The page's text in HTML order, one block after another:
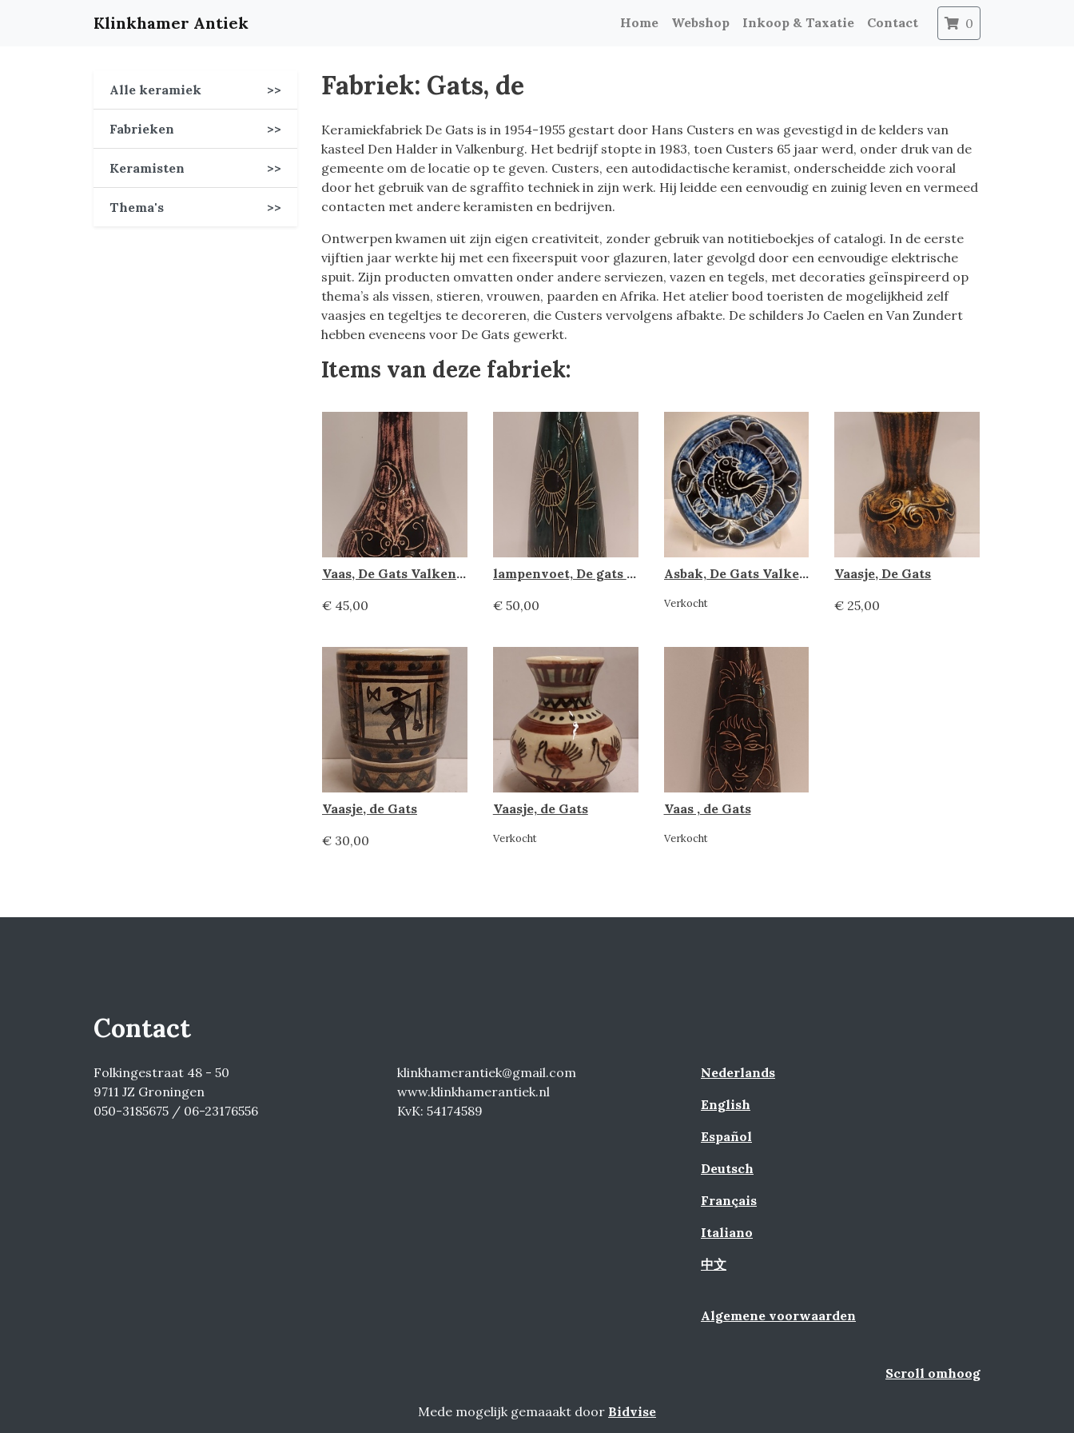
Klinkhamer Antiek Home Webshop Inkoop & Taxatie Contact 0
Alle keramiek >>
Fabrieken >>
Keramisten >>
Thema's >>
Fabriek: Gats, de
Keramiekfabriek De Gats is in 1954-1955 gestart door Hans Custers en was gevestigd in de kelders van
kasteel Den Halder in Valkenburg. Het bedrijf stopte in 1983, toen Custers 65 jaar werd, onder druk van de
gemeente om de locatie op te geven. Custers, een autodidactische keramist, onderscheidde zich vooral
door het gebruik van de sgraffito techniek in zijn werk. Hij leidde een eenvoudig en zuinig leven en vermeed
contacten met andere keramisten en bedrijven.
Ontwerpen kwamen uit zijn eigen creativiteit, zonder gebruik van notitieboekjes of catalogi. In de eerste
vijftien jaar werkte hij met een fixeerspuit voor glazuren, later gevolgd door een eenvoudige elektrische
spuit. Zijn producten omvatten onder andere serviezen, vazen en tegels, met decoraties geïnspireerd op
thema’s als vissen, stieren, vrouwen, paarden en Afrika. Het atelier bood toeristen de mogelijkheid zelf
vaasjes en tegeltjes te decoreren, die Custers vervolgens afbakte. De schilders Jo Caelen en Van Zundert
hebben eveneens voor De Gats gewerkt.
Items van deze fabriek:
Vaas, De Gats Valkenbrug
€ 45,00
lampenvoet, De gats Valkenburg
€ 50,00
Asbak, De Gats Valkenburg
Verkocht
Vaasje, De Gats
€ 25,00
Vaasje, de Gats
€ 30,00
Vaasje, de Gats
Verkocht
Vaas , de Gats
Verkocht
Contact
Folkingestraat 48 - 50
9711 JZ Groningen
050-3185675 / 06-23176556
klinkhamerantiek@gmail.com
www.klinkhamerantiek.nl
KvK: 54174589
Nederlands
English
Español
Deutsch
Français
Italiano
中文
Algemene voorwaarden
Scroll omhoog
Mede mogelijk gemaaakt door Bidvise